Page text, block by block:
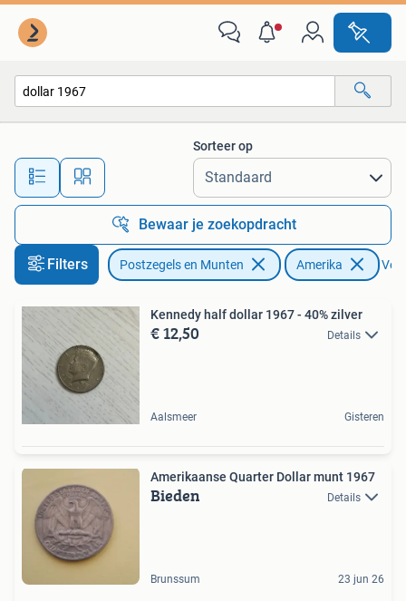
Alle afstanden…
Sorteer op
Bewaar je zoekopdracht
Filters Postzegels en Munten Amerika
Kennedy half dollar 1967 - 40% zilver
€ 12,50 Details
Aalsmeer Gisteren
Amerikaanse Quarter Dollar munt 1967
Bieden Details
Brunssum 23 jun 26